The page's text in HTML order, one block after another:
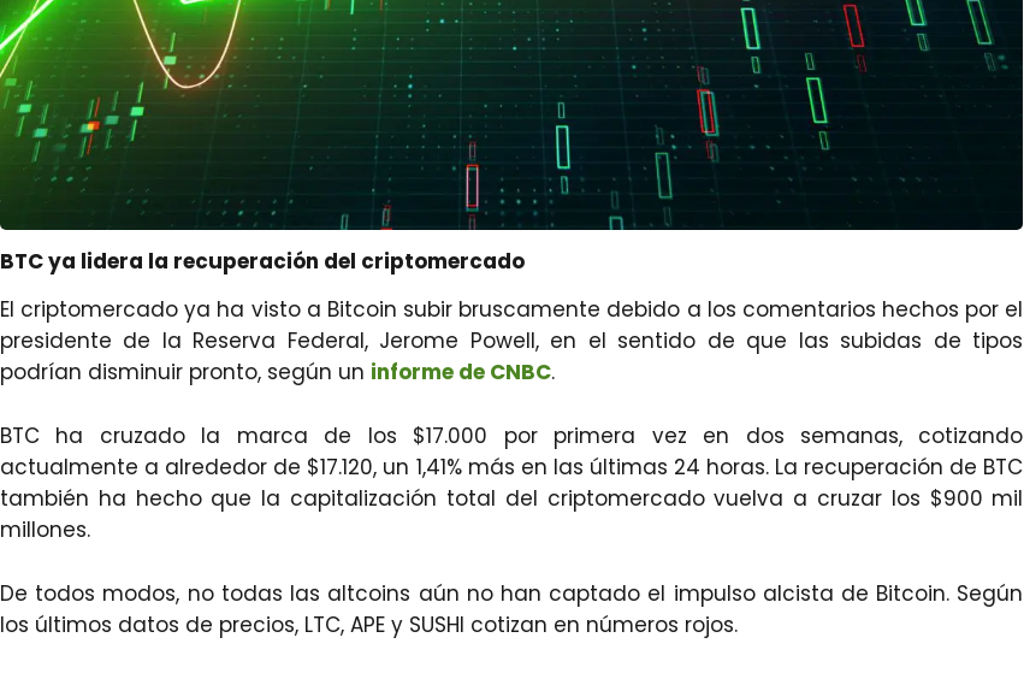
BTC ya lidera la recuperación del criptomercado
El criptomercado ya ha visto a Bitcoin subir bruscamente debido a los comentarios hechos por el
presidente de la Reserva Federal, Jerome Powell, en el sentido de que las subidas de tipos
podrían disminuir pronto, según un informe de CNBC.
BTC ha cruzado la marca de los $17.000 por primera vez en dos semanas, cotizando
actualmente a alrededor de $17.120, un 1,41% más en las últimas 24 horas. La recuperación de BTC
también ha hecho que la capitalización total del criptomercado vuelva a cruzar los $900 mil
millones.
De todos modos, no todas las altcoins aún no han captado el impulso alcista de Bitcoin. Según
los últimos datos de precios, LTC, APE y SUSHI cotizan en números rojos.